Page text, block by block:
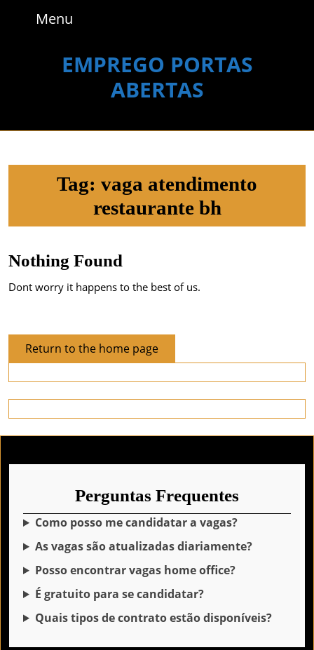
Menu
EMPREGO PORTAS
ABERTAS
Tag: vaga atendimento
restaurante bh
Nothing Found
Dont worry it happens to the best of us.
Return to the home pageReturn
to
the
home
page
Perguntas Frequentes
Como posso me candidatar a vagas?
As vagas são atualizadas diariamente?
Posso encontrar vagas home office?
É gratuito para se candidatar?
Quais tipos de contrato estão disponíveis?